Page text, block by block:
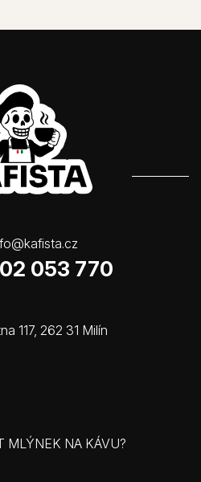
@kafista.cz
053 770
117, 262 31 Milín
MLÝNEK NA KÁVU?